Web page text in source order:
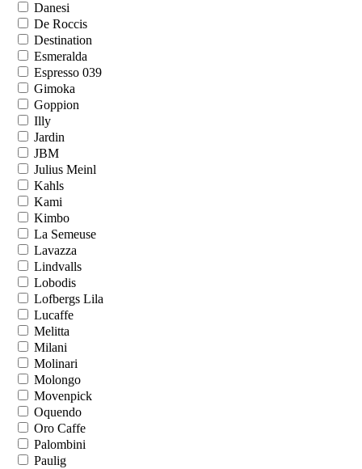
Danesi
De Roccis
Destination
Esmeralda
Espresso 039
Gimoka
Goppion
Illy
Jardin
JBM
Julius Meinl
Kahls
Kami
Kimbo
La Semeuse
Lavazza
Lindvalls
Lobodis
Lofbergs Lila
Lucaffe
Melitta
Milani
Molinari
Molongo
Movenpick
Oquendo
Oro Caffe
Palombini
Paulig